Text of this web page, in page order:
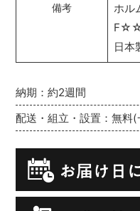
納期：約2週間
配送・組立・設置：無料
備考
ホル
日本